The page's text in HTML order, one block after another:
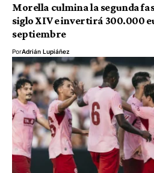
Morella culmina la segunda
siglo XIV e invertirá 300.000
septiembre
PorAdrián Lupiáñez